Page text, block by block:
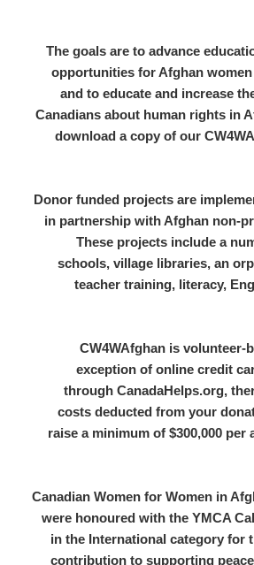
The goals are to advance
opportunities for Afghan
and to educate and increase
Canadians about human rights in
download a copy of our
Donor funded projects are
in partnership with Afghan non-
These projects include a
schools, village libraries, an
teacher training, literacy,
CW4WAfghan is volunteer-
exception of online credit
through CanadaHelps.org,
costs deducted from your
raise a minimum of $300,000 per
Canadian Women for Women in
were honoured with the YMCA
in the International category for
contribution to supporting